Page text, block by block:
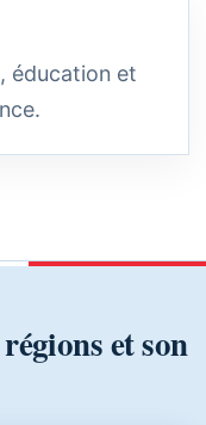
éducation et
et son